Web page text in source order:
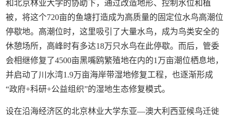
和北京林业大学的协助下，通过改造地形、控制水位和植
被，将这个720亩的鱼塘打造成为高质量的固定位水鸟高潮位
停歇地。高潮位时，这里吸引了大量水鸟，成为鸟类安全的
休憩场所，高峰时有多达18万只水鸟在此停歇。而后，管委
会相继修复了4500亩黑嘴鸥繁殖地在内的1万亩潮位栖息地，
并启动了川水湾1.9万亩海岸带湿地修复工程，也逐渐形成
“政府+科研+公益组织”的湿地生态修复模式。
设在沿海经济区的北京林业大学东亚—澳大利西亚候鸟迁徙